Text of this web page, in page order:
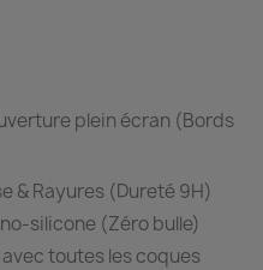
plein écran (Bords
& Rayures (Dureté 9H)
silicone (Zéro bulle)
toutes les coques